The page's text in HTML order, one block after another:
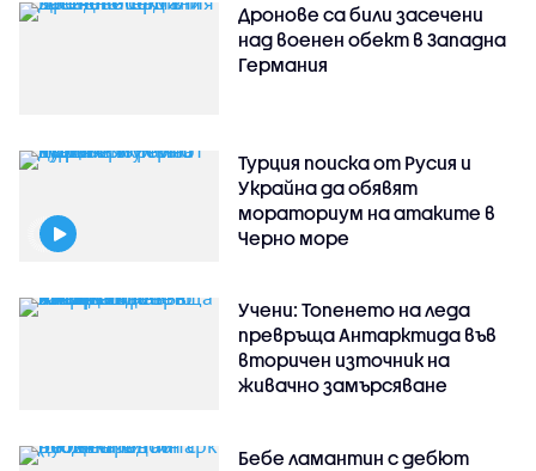
Дронове са били засечени
над военен обект в Западна
Германия
Турция поиска от Русия и
Украйна да обявят
мораториум на атаките в
Черно море
Учени: Топенето на леда
превръща Антарктида във
вторичен източник на
живачно замърсяване
Бебе ламантин с дебют